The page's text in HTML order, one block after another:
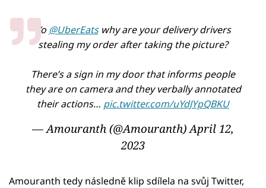
Yo @UberEatswhy are your delivery drivers
stealing my order after taking the picture?
There’s a sign in my door that informs people
they are on camera and they verbally annotated
their actions… pic.twitter.com/uYdJYpQBKU
— Amouranth (@Amouranth)April 12,
2023
Amouranth tedy následně klip sdílela na svůj Twitter,